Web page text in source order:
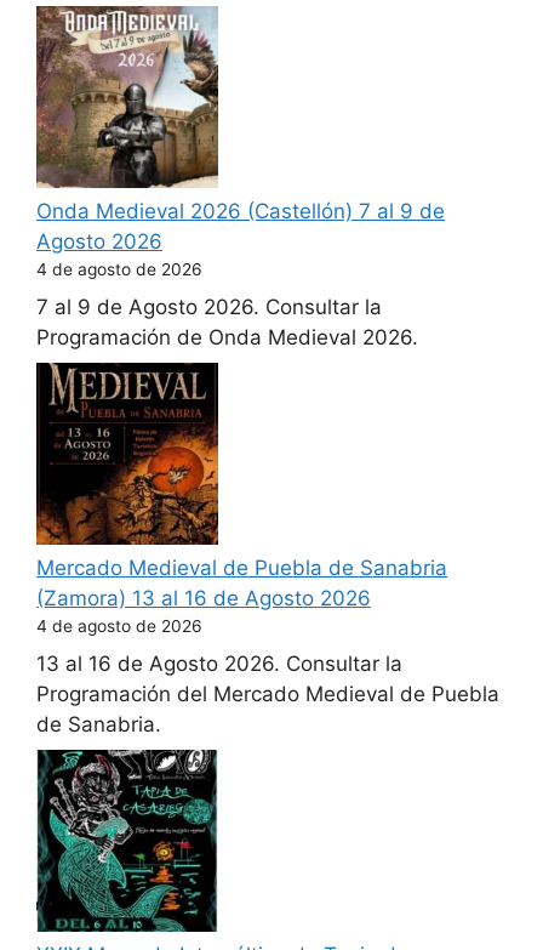
Onda Medieval 2026 (Castellón) 7 al 9 de
Agosto 2026
4 de agosto de 2026
7 al 9 de Agosto 2026. Consultar la
Programación de Onda Medieval 2026.
Mercado Medieval de Puebla de Sanabria
(Zamora) 13 al 16 de Agosto 2026
4 de agosto de 2026
13 al 16 de Agosto 2026. Consultar la
Programación del Mercado Medieval de Puebla
de Sanabria.